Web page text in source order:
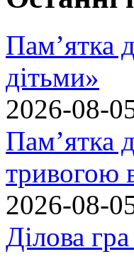
Пам’ятка
дітьми»
2026-08-
Пам’ятка
тривогою
2026-08-
Ділова